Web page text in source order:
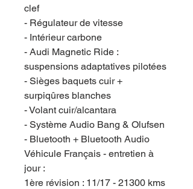
clef
- Régulateur de vitesse
- Intérieur carbone
- Audi Magnetic Ride :
suspensions adaptatives pilotées
- Sièges baquets cuir +
surpiqûres blanches
- Volant cuir/alcantara
- Système Audio Bang & Olufsen
- Bluetooth + Bluetooth Audio
Véhicule Français - entretien à
jour :
1ère révision : 11/17 - 21300 kms